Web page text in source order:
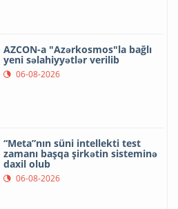
AZCON-a "Azərkosmos"la bağlı
yeni səlahiyyətlər verilib
06-08-2026
“Meta”nın süni intellekti test
zamanı başqa şirkətin sisteminə
daxil olub
06-08-2026